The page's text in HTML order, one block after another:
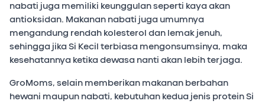
nabati juga memiliki keunggulan seperti kaya akan
antioksidan. Makanan nabati juga umumnya
mengandung rendah kolesterol dan lemak jenuh,
sehingga jika Si Kecil terbiasa mengonsumsinya, maka
kesehatannya ketika dewasa nanti akan lebih terjaga.
GroMoms, selain memberikan makanan berbahan
hewani maupun nabati, kebutuhan kedua jenis protein Si